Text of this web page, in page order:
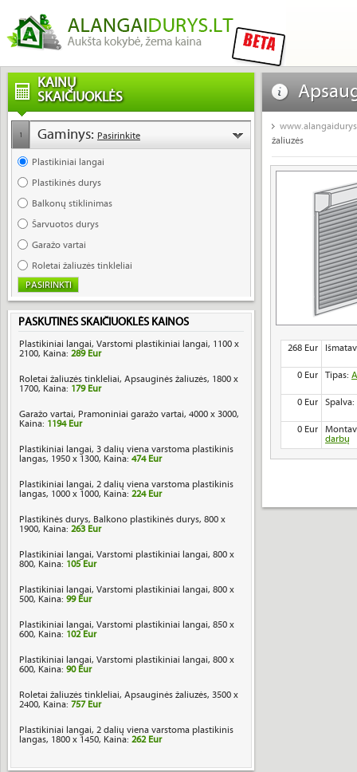
KAINŲ
SKAIČIUOKLĖS
1 Gaminys: Pasirinkite
Plastikiniai langai
Plastikinės durys
Balkonų stiklinimas
Šarvuotos durys
Garažo vartai
Roletai žaliuzės tinkleliai
PASKUTINĖS SKAIČIUOKLĖS KAINOS
Plastikiniai langai, Varstomi plastikiniai langai, 1100 x
2100, Kaina: 289 Eur
Roletai žaliuzės tinkleliai, Apsauginės žaliuzės, 1800 x
1700, Kaina: 179 Eur
Garažo vartai, Pramoniniai garažo vartai, 4000 x 3000,
Kaina: 1194 Eur
Plastikiniai langai, 3 dalių viena varstoma plastikinis
langas, 1950 x 1300, Kaina: 474 Eur
Plastikiniai langai, 2 dalių viena varstoma plastikinis
langas, 1000 x 1000, Kaina: 224 Eur
Plastikinės durys, Balkono plastikinės durys, 800 x
1900, Kaina: 263 Eur
Plastikiniai langai, Varstomi plastikiniai langai, 800 x
800, Kaina: 105 Eur
Plastikiniai langai, Varstomi plastikiniai langai, 800 x
500, Kaina: 99 Eur
Plastikiniai langai, Varstomi plastikiniai langai, 850 x
600, Kaina: 102 Eur
Plastikiniai langai, Varstomi plastikiniai langai, 800 x
600, Kaina: 90 Eur
Roletai žaliuzės tinkleliai, Apsauginės žaliuzės, 3500 x
2400, Kaina: 757 Eur
Plastikiniai langai, 2 dalių viena varstoma plastikinis
langas, 1800 x 1450, Kaina: 262 Eur
žaliuzės
268 Eur
0 Eur Tipas:
0 Eur Spalva:
0 Eur
darbų